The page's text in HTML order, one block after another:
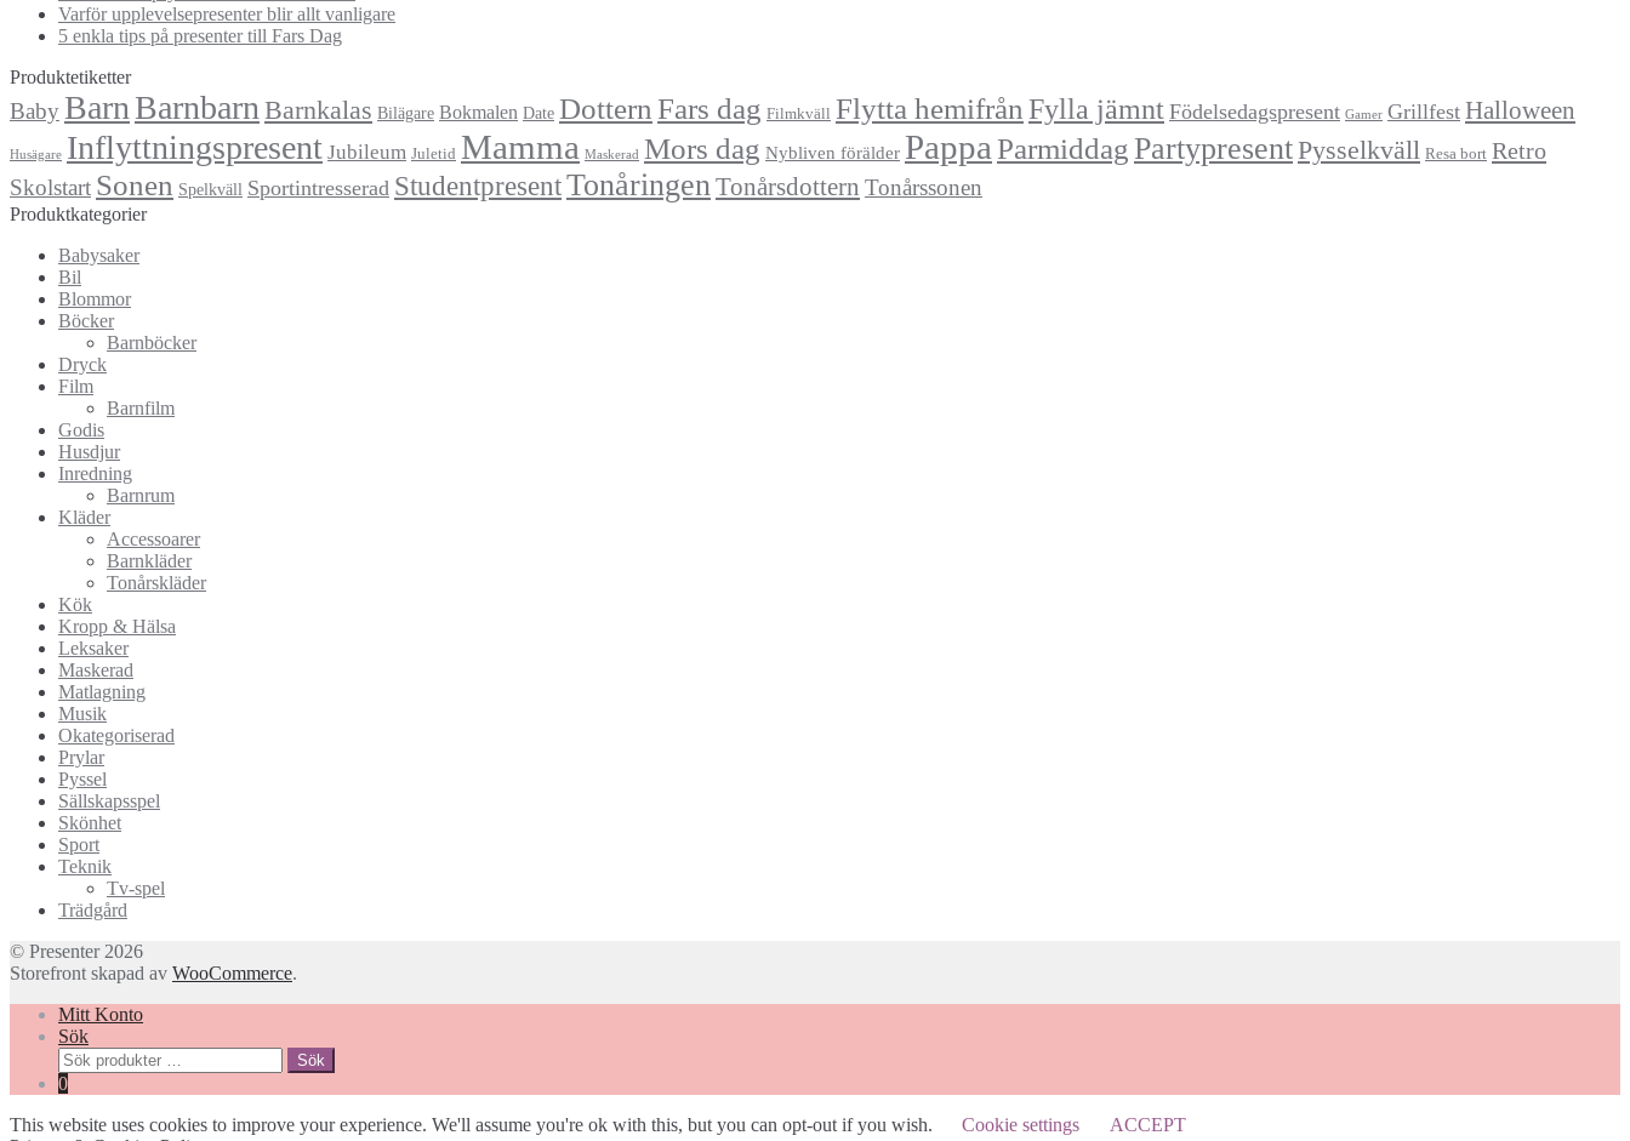
Varför upplevelsepresenter blir allt vanligare
5 enkla tips på presenter till Fars Dag
Produktetiketter
Baby Barn Barnbarn Barnkalas Bilägare Bokmalen Date Dottern Fars dag Filmkväll Flytta hemifrån Fylla jämnt Födelsedagspresent Gamer Grillfest Halloween
Husägare Inflyttningspresent Jubileum Juletid Mamma Maskerad Mors dag Nybliven förälder Pappa ParmiddagPartypresentPysselkväll Resa bort Retro
Skolstart Sonen Spelkväll Sportintresserad StudentpresentTonåringen Tonårsdottern Tonårssonen
Produktkategorier
Babysaker
Bil
Blommor
Böcker
Barnböcker
Dryck
Film
Barnfilm
Godis
Husdjur
Inredning
Barnrum
Kläder
Accessoarer
Barnkläder
Tonårskläder
Kök
Kropp & Hälsa
Leksaker
Maskerad
Matlagning
Musik
Okategoriserad
Prylar
Pyssel
Sällskapsspel
Skönhet
Sport
Teknik
Tv-spel
Trädgård
© Presenter 2026
Storefront skapad av WooCommerce.
Mitt Konto
Sök
Sök
efter:
Sök
0
This website uses cookies to improve your experience. We'll assume you're ok with this, but you can opt-out if you wish.
Cookie settings
ACCEPT